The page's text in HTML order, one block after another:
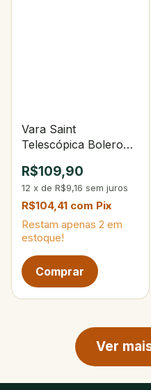
Vara Saint
Telescópica Bolero
R$109,90
12 x de R$9,16 sem juros
R$104,41 com Pix
Restam apenas 2 em
estoque!
Ver